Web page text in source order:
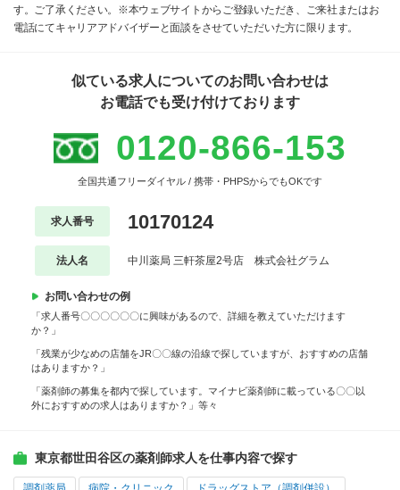
す。ご了承ください。※本ウェブサイトからご登録いただき、ご来社またはお
電話にてキャリアアドバイザーと面談をさせていただいた方に限ります。
似ている求人についてのお問い合わせは
お電話でも受け付けております
0120-866-153
全国共通フリーダイヤル / 携帯・PHPSからでもOKです
求人番号 10170124
法人名 中川薬局 三軒茶屋2号店 株式会社グラム
お問い合わせの例
「求人番号〇〇〇〇〇〇に興味があるので、詳細を教えていただけます
か？」
「残業が少なめの店舗をJR〇〇線の沿線で探していますが、おすすめの店舗
はありますか？」
「薬剤師の募集を都内で探しています。マイナビ薬剤師に載っている〇〇以
外におすすめの求人はありますか？」等々
東京都世田谷区の薬剤師求人を仕事内容で探す